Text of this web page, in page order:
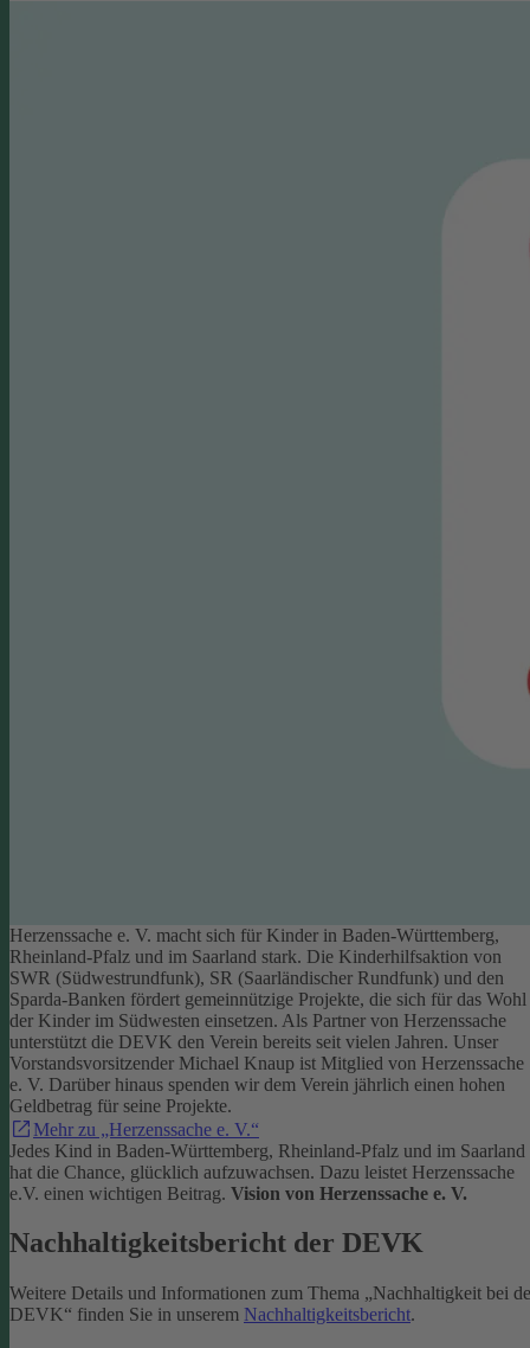
Herzenssache e. V. macht sich für Kinder in Baden-Württemberg,
Rheinland-Pfalz und im Saarland stark. Die Kinderhilfsaktion von
SWR (Südwestrundfunk), SR (Saarländischer Rundfunk) und den
Sparda-Banken fördert gemeinnützige Projekte, die sich für das Wohl
der Kinder im Südwesten einsetzen. Als Partner von Herzenssache
unterstützt die DEVK den Verein bereits seit vielen Jahren. Unser
Vorstandsvorsitzender Michael Knaup ist Mitglied von Herzenssache
e. V. Darüber hinaus spenden wir dem Verein jährlich einen hohen
Geldbetrag für seine Projekte.
Mehr zu „Herzenssache e. V.“
Jedes Kind in Baden-Württemberg, Rheinland-Pfalz und im Saarland
hat die Chance, glücklich aufzuwachsen. Dazu leistet Herzenssache
e.V. einen wichtigen Beitrag. Vision von Herzenssache e. V.
Nachhaltigkeitsbericht der DEVK
Weitere Details und Informationen zum Thema „Nachhaltigkeit bei
DEVK“ finden Sie in unserem Nachhaltigkeitsbericht.